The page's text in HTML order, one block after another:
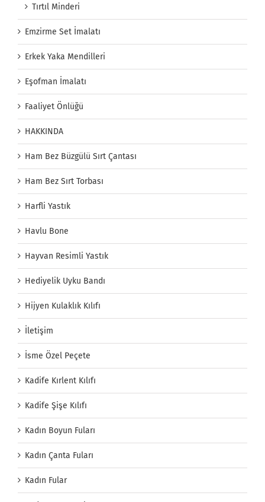
Tırtıl Minderi
Emzirme Set İmalatı
Erkek Yaka Mendilleri
Eşofman İmalatı
Faaliyet Önlüğü
HAKKINDA
Ham Bez Büzgülü Sırt Çantası
Ham Bez Sırt Torbası
Harfli Yastık
Havlu Bone
Hayvan Resimli Yastık
Hediyelik Uyku Bandı
Hijyen Kulaklık Kılıfı
İletişim
İsme Özel Peçete
Kadife Kırlent Kılıfı
Kadife Şişe Kılıfı
Kadın Boyun Fuları
Kadın Çanta Fuları
Kadın Fular